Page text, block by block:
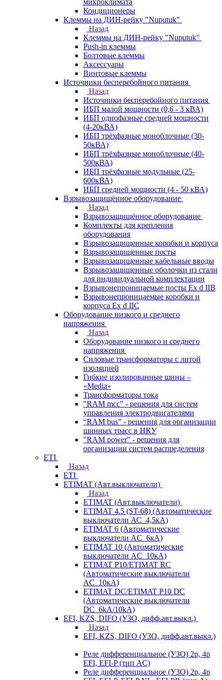
микроклимата
Кондиционеры
Клеммы на ДИН-рейку "Nuputuk"
Назад
Клеммы на ДИН-рейку "Nuputuk"
Push-in клеммы
Болтовые клеммы
Аксессуары
Винтовые клеммы
Источники бесперебойного питания
Назад
Источники бесперебойного питания
ИБП малой мощности (0,6 - 3 кВА)
ИБП однофазные средней мощности
(4-20кВА)
ИБП трёхфазные моноблочные (30-
50кВА)
ИБП трёхфазные моноблочные (40-
500кВА)
ИБП трёхфазные модульные (25-
600кВА)
ИБП средней мощности (4 - 50 кВА)
Взрывозащищённое оборудование
Назад
Взрывозащищённое оборудование
Комплекты для крепления
оборудования
Взрывозащищенные коробки и корпуса
Взрывозащищенные посты
Взрывозащищенные кабельные вводы
Взрывозащищенные оболочки из стали
для индивидуальной комплектации
Взрывонепроницаемые посты Ex d IIB
Взрывонепроницаемые коробки и
корпуса Ex d IIС
Оборудование низкого и среднего
напряжения
Назад
Оборудование низкого и среднего
напряжения
Силовые трансформаторы с литой
изоляцией
Гибкие изолированные шины –
«Media»
Трансформаторы тока
"RAM mcc" - решения для систем
управления электродвигателями
“RAM bus” - решения для организации
шинных трасс в НКУ
"RAM power" - решения для
организации систем распределения
ETI
Назад
ETI
ETIMAT (Авт.выключатели)
Назад
ETIMAT (Авт.выключатели)
ETIMAT 4.5 (ST-68) (Автоматические
выключатели АС_4,5кА)
ETIMAT 6 (Автоматические
выключатели AC_6кА)
ETIMAT 10 (Автоматические
выключатели AC_10кА)
ETIMAT P10/ETIMAT RC
(Автоматические выключатели
AC_10кА)
ETIMAT DC/ETIMAT P10 DC
(Автоматические выключатели
DC_6kA/10kA)
EFI, KZS, DIFO (УЗО, дифф.авт.выкл.)
Назад
EFI, KZS, DIFO (УЗО, дифф.авт.выкл.)
Реле дифференциальное (УЗО) 2р, 4р
EFI, EFI-P (тип AС)
Реле дифференциальное (УЗО) 2р, 4р